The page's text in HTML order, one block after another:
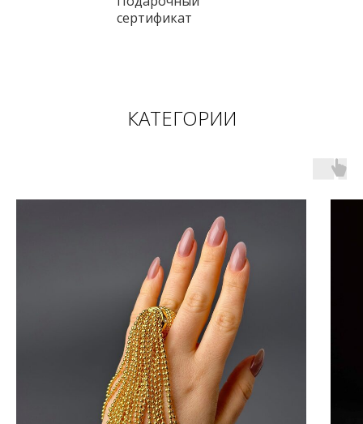
сертификат
КАТЕГОРИИ